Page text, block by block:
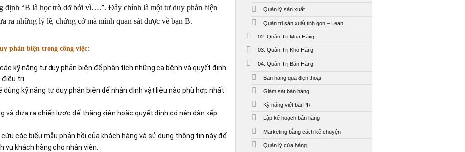
định “B là học trò dỡ bởi vì….”. Đây chính là một tư duy phản biện
ra những lý lẽ, chứng cớ mà mình quan sát được về bạn B.
phản biện trong công việc:
kỹ năng tư duy phản biện để phân tích những ca bệnh và quyết định
điều trị.
kỹ năng tư duy phản biện để nhận định vật liệu nào phù hợp nhất
và đưa ra chiến lược để thắng kiện hoặc quyết định có nên dàn xếp
các biểu mẫu phản hồi của khách hàng và sử dụng thông tin này để
vụ khách hàng cho nhân viên.
Quản lý sản xuất
Quản trị sản xuất tinh gọn – Lean
02. Quản Trị Mua Hàng
03. Quản Trị Kho Hàng
04. Quản Trị Bán Hàng
Bán hàng qua điện thoại
Giám sát bán hàng
Kỹ năng viết bài PR
Lập kế hoạch bán hàng
Marketing bằng cách kể chuyện
Quản lý cửa hàng